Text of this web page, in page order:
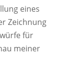
eines
Zeichnung
für
meiner